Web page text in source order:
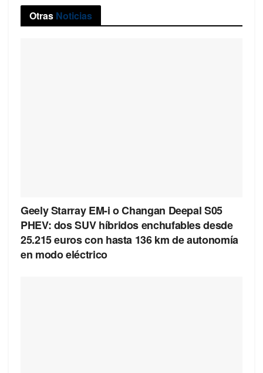
Otras Noticias
Geely Starray EM-i o Changan Deepal S05
PHEV: dos SUV híbridos enchufables desde
25.215 euros con hasta 136 km de autonomía
en modo eléctrico